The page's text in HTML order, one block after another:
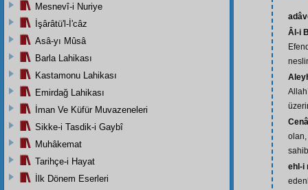
Âl-i
olan,
ehl-i
Mesnevî-i Nuriye
İşârâtü'l-İ'câz
Asâ-yı Mûsâ
Barla Lahikası
Kastamonu Lahikası
Emirdağ Lahikası
İman Ve Küfür Muvazeneleri
Sikke-i Tasdik-i Gaybî
Muhâkemat
Tarihçe-i Hayat
İlk Dönem Eserleri